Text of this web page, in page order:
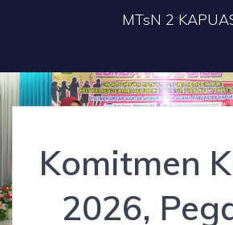
MTsN 2
Komitmen
2026,